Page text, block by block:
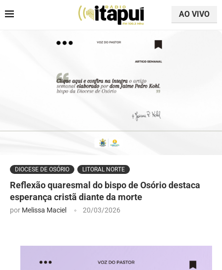
AO VIVO
DIOCESE DE OSÓRIO LITORAL NORTE
Reflexão quaresmal do bispo de Osório destaca
esperança cristã diante da morte
por Melissa Maciel 20/03/2026